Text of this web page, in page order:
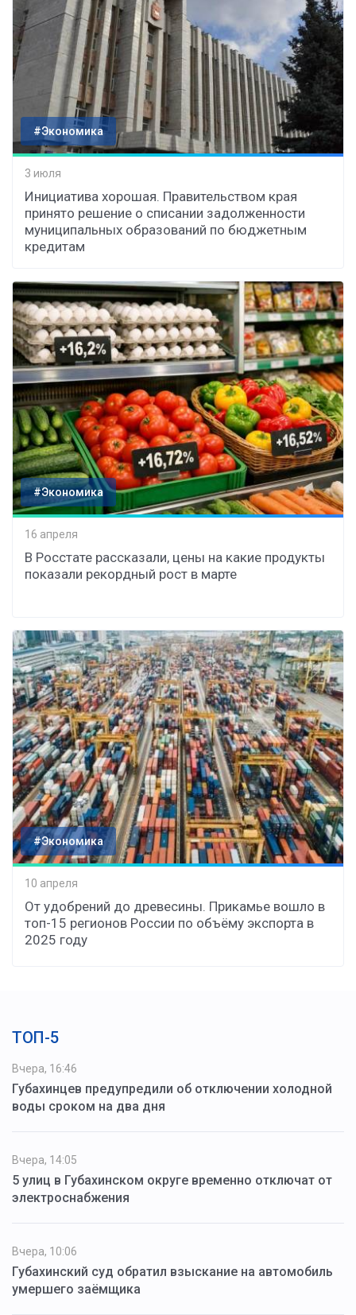
#Экономика
3 июля
Инициатива хорошая. Правительством края
принято решение о списании задолженности
муниципальных образований по бюджетным
кредитам
#Экономика
16 апреля
В Росстате рассказали, цены на какие продукты
показали рекордный рост в марте
#Экономика
10 апреля
От удобрений до древесины. Прикамье вошло в
топ-15 регионов России по объёму экспорта в
2025 году
ТОП-5
Вчера, 16:46
Губахинцев предупредили об отключении холодной
воды сроком на два дня
Вчера, 14:05
5 улиц в Губахинском округе временно отключат от
электроснабжения
Вчера, 10:06
Губахинский суд обратил взыскание на автомобиль
умершего заёмщика